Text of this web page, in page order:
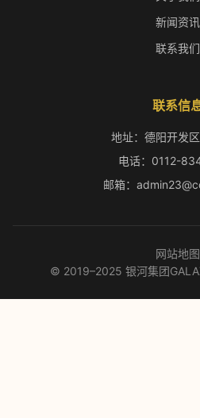
新闻资讯
联系我们
联系信
地址：德阳开发
电话：0112-
邮箱：
网站地图
© 2019–2025 银河集团